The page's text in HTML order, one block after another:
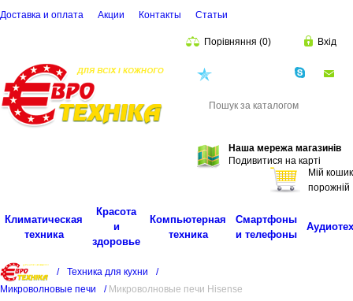
Доставка и оплата Акции Контакты Cтатьи
Порівняння (0) Вхід
Наша мережа магазинів
Подивитися на карті
Мій кошик
порожній
Климатическая
техника
Красота
и
здоровье
Компьютерная
техника
Смартфоны
и телефоны
/ Техника для кухни
/
Микроволновые печи
/ Микроволновые печи Hisense